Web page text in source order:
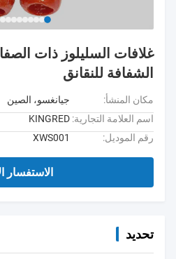
غلافات السليلوز ذات
الشفافة للنقانق
مكان المنشأ:
جيانغسو، الصين
اسم العلامة التجارية: KINGRED
رقم الموديل:
XWS001
الاستفسار
تحديد